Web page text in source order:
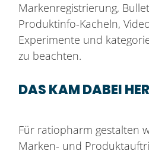
Markenregistrierung,
Produktinfo-Kacheln,
Experimente und
zu beachten.
DAS KAM DABEI
Für ratiopharm gestalten
Marken- und